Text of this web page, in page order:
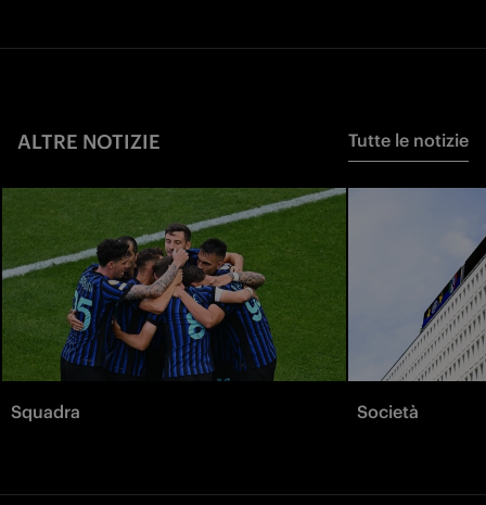
ALTRE NOTIZIE Tutte le notizie
Squadra Società